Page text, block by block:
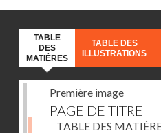
TABLE
DES
MATIÈRES
TABLE DES
ILLUSTRATIONS
Première image
PAGE DE TITRE
TABLE DES